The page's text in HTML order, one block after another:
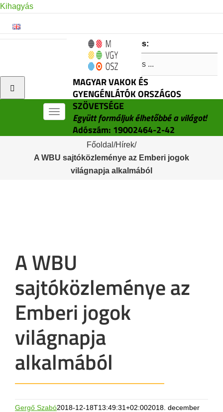
Kihagyás
MAGYAR VAKOK ÉS
GYENGÉNLÁTÓK ORSZÁGOS
SZÖVETSÉGE
Együtt formáljuk élhetőbbé a világot!
Adószám: 19002464-2-42
Keresés:
Menü
Főoldal /Hírek/
A WBU sajtóközleménye az Emberi jogok
világnapja alkalmából
A WBU
sajtóközleménye az
Emberi jogok
világnapja
alkalmából
Gergő Szabó2018-12-18T13:49:31+02:002018. december